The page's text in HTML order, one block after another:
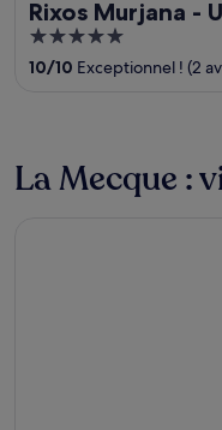
Rixos Murjana -
5
out
10/10 Exceptionnel ! (2
La Mecque :